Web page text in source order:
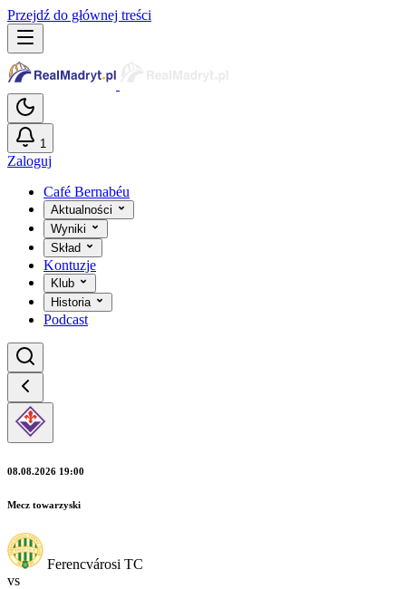
Przejdź do głównej treści
1
Zaloguj
Café Bernabéu
Aktualności
Wyniki
Skład
Kontuzje
Klub
Historia
Podcast
08.08.2026 19:00
Mecz towarzyski
Ferencvárosi TC
vs